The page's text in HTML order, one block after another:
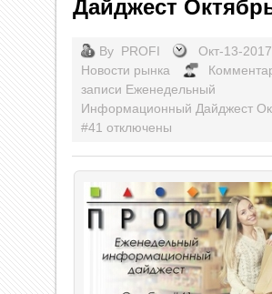
Дайджест
By PROFI
Окт-13-2017
Новости рынка
записи Еженедельный
Информационный Дайджест
#41 отключены